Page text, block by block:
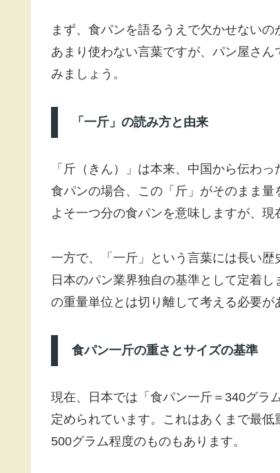
まず、食パンを語るうえで欠かせない
あまり使わない言葉ですが、パン屋さ
みましょう。
「一斤」の読み方と由来
「斤（きん）」は本来、中国から伝わ
食パンの場合、この「斤」がそのまま
よそ一つ分の食パンを意味しますが、現
一方で、「一斤」という言葉には長い歴
日本のパン業界独自の基準として定着
の重量単位とは切り離して考える必要が
食パン一斤の重さとサイズの基準
現在、日本では「食パン一斤＝340グラ
定められています。これはあくまで最
500グラム程度のものもあります。